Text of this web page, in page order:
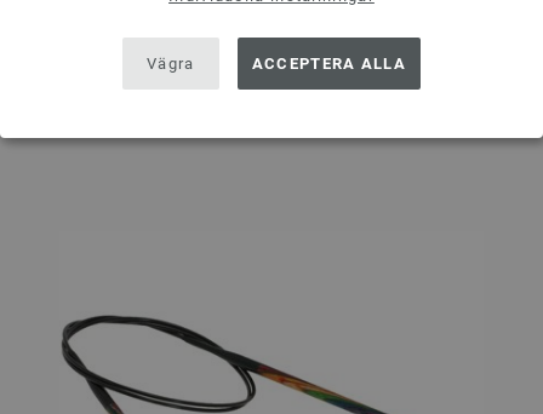
Vägra ACCEPTERA ALLA
I VARUKORGEN